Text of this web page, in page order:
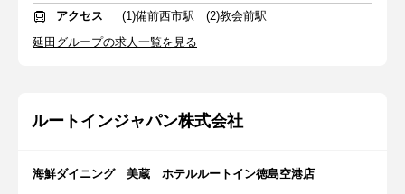
アクセス
(1)備前西市駅 (2)教会前駅
延田グループの求人一覧を見る
ルートインジャパン株式会社
海鮮ダイニング 美蔵 ホテルルートイン徳島空港店